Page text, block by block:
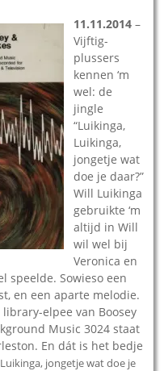
11.11.2014 –
Vijftig-
plussers
kennen ‘m
wel: de
jingle
“Luikinga,
Luikinga,
jongetje wat
doe je daar?”
Will Luikinga
gebruikte ‘m
altijd in Will
wil wel bij
Veronica en
speelde. Sowieso een
en een aparte melodie.
elpee van Boosey
Music 3024 staat
En dát is het bedje
Luikinga, jongetje wat doe je